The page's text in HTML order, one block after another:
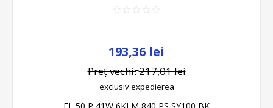
193,36 lei
Preț vechi:217,01 lei
exclusivexpedierea